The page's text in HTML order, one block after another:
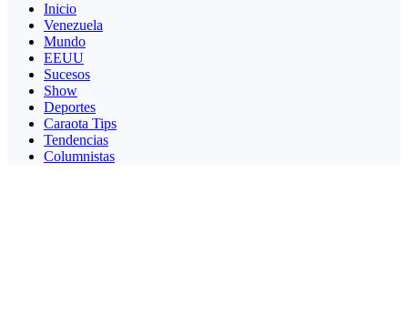
Inicio
Venezuela
Mundo
EEUU
Sucesos
Show
Deportes
Caraota Tips
Tendencias
Columnistas